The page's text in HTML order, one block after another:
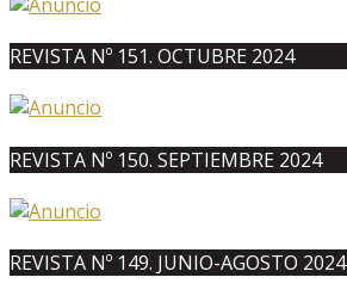
REVISTA Nº 151. OCTUBRE 2024
REVISTA Nº 150. SEPTIEMBRE 2024
REVISTA Nº 149. JUNIO-AGOSTO 2024